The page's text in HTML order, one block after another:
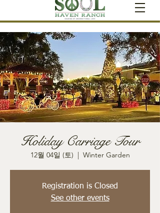
Holiday Carriage Tour
12월 04일 (토)
  |
Winter Garden
Registration is Closed
See other events